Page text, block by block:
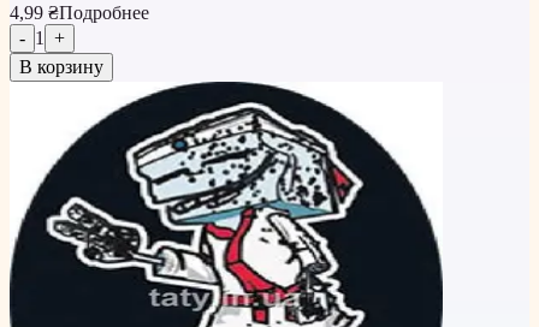
4,99 ₴Подробнее
- 1
+
В корзину